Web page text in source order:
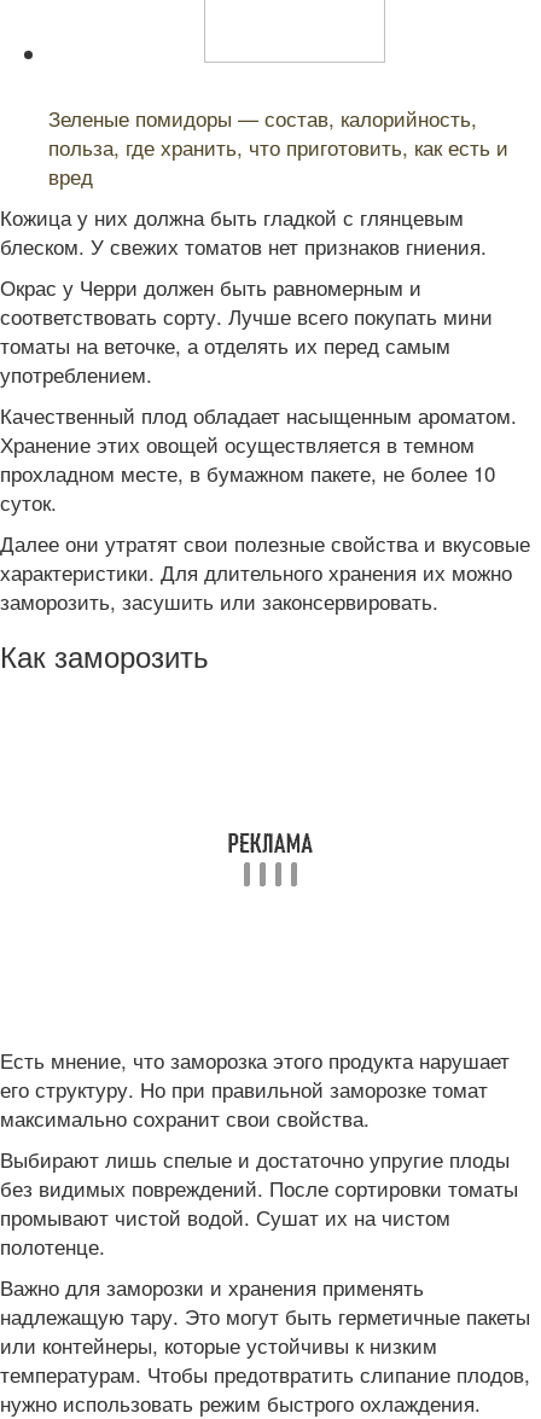
Зеленые помидоры — состав, калорийность,
польза, где хранить, что приготовить, как есть и
вред
Кожица у них должна быть гладкой с глянцевым
блеском. У свежих томатов нет признаков гниения.
Окрас у Черри должен быть равномерным и
соответствовать сорту. Лучше всего покупать мини
томаты на веточке, а отделять их перед самым
употреблением.
Качественный плод обладает насыщенным ароматом.
Хранение этих овощей осуществляется в темном
прохладном месте, в бумажном пакете, не более 10
суток.
Далее они утратят свои полезные свойства и вкусовые
характеристики. Для длительного хранения их можно
заморозить, засушить или законсервировать.
Как заморозить
Есть мнение, что заморозка этого продукта нарушает
его структуру. Но при правильной заморозке томат
максимально сохранит свои свойства.
Выбирают лишь спелые и достаточно упругие плоды
без видимых повреждений. После сортировки томаты
промывают чистой водой. Сушат их на чистом
полотенце.
Важно для заморозки и хранения применять
надлежащую тару. Это могут быть герметичные пакеты
или контейнеры, которые устойчивы к низким
температурам. Чтобы предотвратить слипание плодов,
нужно использовать режим быстрого охлаждения.